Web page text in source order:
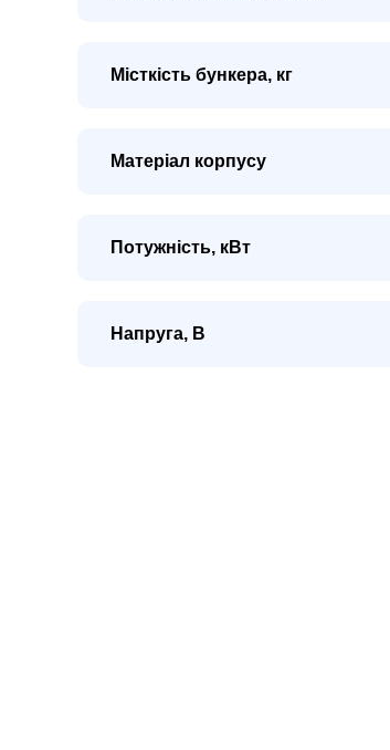
Місткість бункера, кг
Матеріал корпусу
Потужність, кВт
Напруга, В